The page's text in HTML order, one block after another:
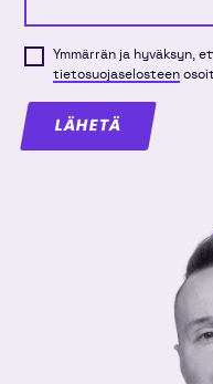
Ymmärrän ja hyväksyn,
tietosuojaselosteen